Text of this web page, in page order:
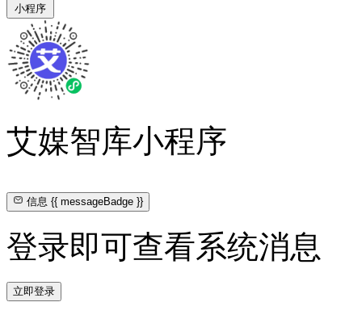
小程序
艾媒智库小程序
信息{{ messageBadge }}
登录即可查看系统消息
立即登录